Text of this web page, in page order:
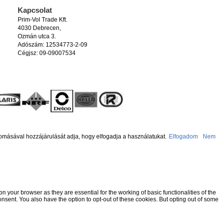
Kapcsolat
Prim-Vol Trade Kft.
4030 Debrecen,
Ozmán utca 3.
Adószám: 12534773-2-09
Cégjsz: 09-09007534
hozzájárulását adja, hogy elfogadja a használatukat. Elfogadom
Nem
your browser as they are essential for the working of basic functionalities of the
You also have the option to opt-out of these cookies. But opting out of some